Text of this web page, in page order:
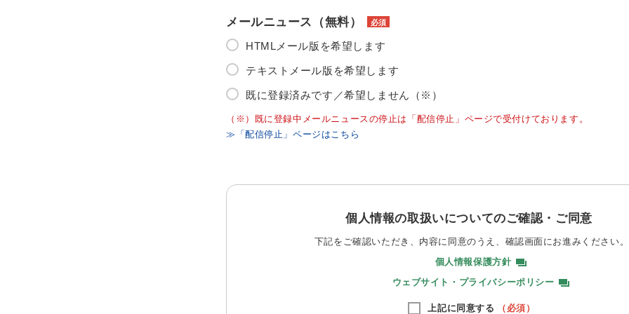
メールニュース（無料） 必須
HTMLメール版を希望します
テキストメール版を希望します
既に登録済みです／希望しません（※）
（※）既に登録中メールニュースの停止は「配信停止」ページで受付けております。
≫「配信停止」ページはこちら
個人情報の取扱いについてのご確認・ご同意
下記をご確認いただき、内容に同意のうえ、 確認画面にお進みください。
個人情報保護方針
ウェブサイト・プライバシーポリシー
上記に同意する （必須）